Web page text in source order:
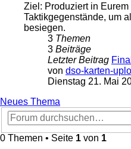
Ziel: Produziert in
Taktikgegenstände, um
besiegen.
3 Themen
3 Beiträge
Letzter Beitrag
von dso-karten-
Dienstag 21. Mai
Neues Thema
0 Themen • Seite 1 von 1